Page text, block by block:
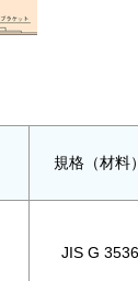
規格（材料）
JIS G 3536